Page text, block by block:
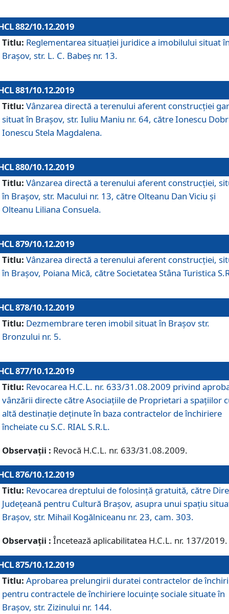
882/10.12.2019
Titlu: Reglementarea situației juridice a imobilului situat
Brașov, str. L. C. Babeș nr. 13.
881/10.12.2019
Titlu: Vânzarea directă a terenului aferent construcției
situat în Brașov, str. Iuliu Maniu nr. 64, către Ionescu
Ionescu Stela Magdalena.
880/10.12.2019
Titlu: Vânzarea directă a terenului aferent construcției,
în Brașov, str. Macului nr. 13, către Olteanu Dan Viciu și
Olteanu Liliana Consuela.
879/10.12.2019
Titlu: Vânzarea directă a terenului aferent construcției,
în Brașov, Poiana Mică, către Societatea Stâna Turistica
878/10.12.2019
Titlu: Dezmembrare teren imobil situat în Brașov str.
Bronzului nr. 5.
877/10.12.2019
Titlu: Revocarea H.C.L. nr. 633/31.08.2009 privind
vânzării directe către Asociațiile de Proprietari a spațiilor
altă destinație deținute în baza contractelor de închiriere
încheiate cu S.C. RIAL S.R.L.
Observații : Revocă H.C.L. nr. 633/31.08.2009.
876/10.12.2019
Titlu: Revocarea dreptului de folosinţă gratuită, către
Judeţeană pentru Cultură Braşov, asupra unui spaţiu
Braşov, str. Mihail Kogălniceanu nr. 23, cam. 303.
Observații : Încetează aplicabilitatea H.C.L. nr. 137/2019.
875/10.12.2019
Titlu: Aprobarea prelungirii duratei contractelor de
pentru contractele de închiriere locuinţe sociale situate în
Braşov, str. Zizinului nr. 144.